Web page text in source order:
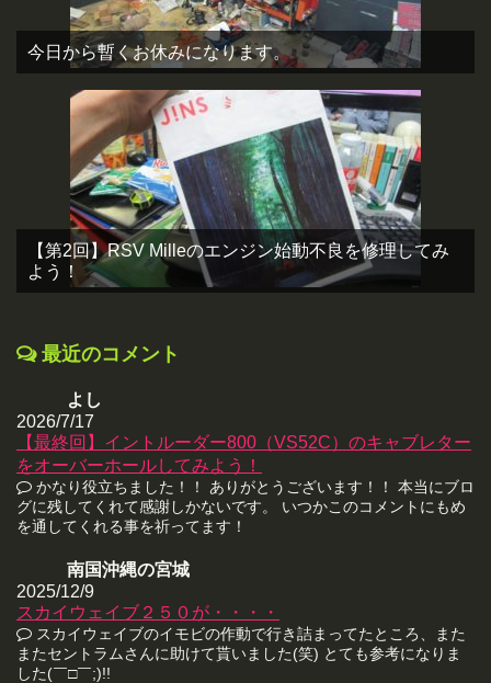
今日から暫くお休みになります。
【第2回】RSV Milleのエンジン始動不良を修理してみ
よう！
最近のコメント
よし
2026/7/17
【最終回】イントルーダー800（VS52C）のキャブレター
をオーバーホールしてみよう！
かなり役立ちました！！ ありがとうございます！！ 本当にブロ
グに残してくれて感謝しかないです。 いつかこのコメントにもめ
を通してくれる事を祈ってます！
南国沖縄の宮城
2025/12/9
スカイウェイブ２５０が・・・・
スカイウェイブのイモビの作動で行き詰まってたところ、また
またセントラムさんに助けて貰いました(笑) とても参考になりま
した(￣□￣;)!!